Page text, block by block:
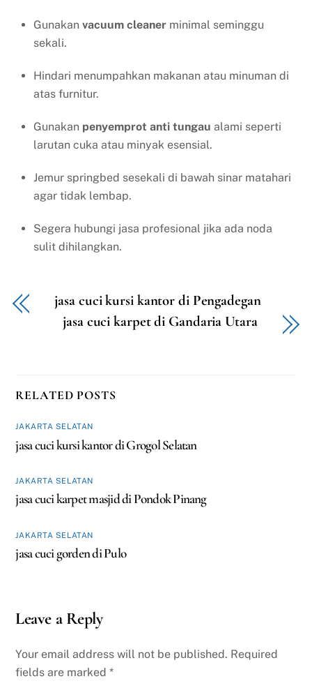
Gunakan vacuum cleaner minimal seminggu
sekali.
Hindari menumpahkan makanan atau minuman di
atas furnitur.
Gunakan penyemprot anti tungau alami seperti
larutan cuka atau minyak esensial.
Jemur springbed sesekali di bawah sinar matahari
agar tidak lembap.
Segera hubungi jasa profesional jika ada noda
sulit dihilangkan.
jasa cuci kursi kantor di Pengadegan
jasa cuci karpet di Gandaria Utara
RELATED POSTS
JAKARTA SELATAN
jasa cuci kursi kantor di Grogol Selatan
JAKARTA SELATAN
jasa cuci karpet masjid di Pondok Pinang
JAKARTA SELATAN
jasa cuci gorden di Pulo
Leave a Reply
Your email address will not be published. Required
fields are marked*